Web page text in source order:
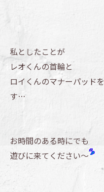
私としたことが
レオくんの首輪と
ロイくんのマナーパッド
す…
お時間のある時にでも
遊びに来てください～